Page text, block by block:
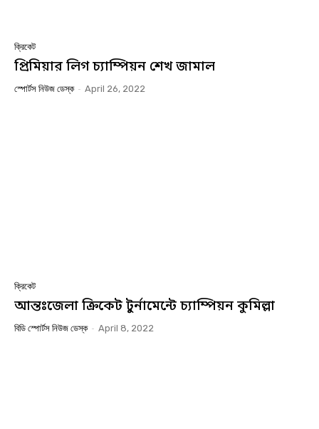
ক্রিকেট
প্রিমিয়ার লিগ চ্যাম্পিয়ন শেখ জামাল
স্পোর্টস নিউজ ডেস্ক - April 26, 2022
ক্রিকেট
আন্তঃজেলা ক্রিকেট টুর্নামেন্টে চ্যাম্পিয়ন কুমিল্লা
বিডি স্পোর্টস নিউজ ডেস্ক - April 8, 2022